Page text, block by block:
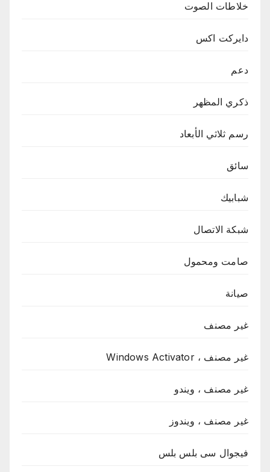
خلاطات الصوت
دايركت اكس
دعم
ذكري المظهر
رسم ثلاثي الأبعاد
سائق
شبابيك
شبكة الاتصال
صامت ومحمول
صيانة
غير مصنف
غير مصنف ، Windows Activator
غير مصنف ، ويندو
غير مصنف ، ويندوز
فيجوال سى بلس بلس